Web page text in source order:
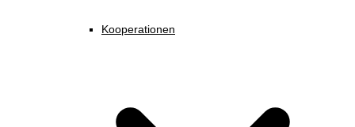
Kooperationen